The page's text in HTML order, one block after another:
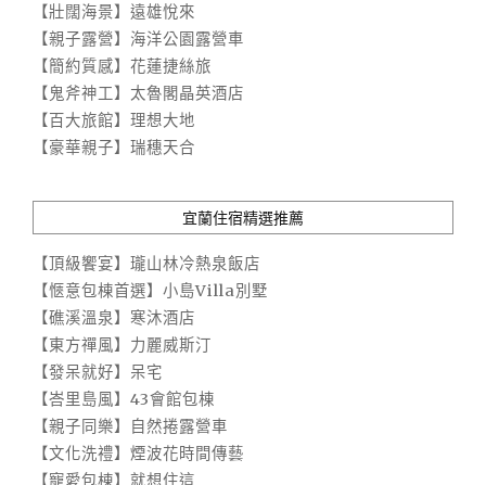
【壯闊海景】遠雄悅來
【親子露營】海洋公園露營車
【簡約質感】花蓮捷絲旅
【鬼斧神工】太魯閣晶英酒店
【百大旅館】理想大地
【豪華親子】瑞穗天合
宜蘭住宿精選推薦
【頂級饗宴】瓏山林冷熱泉飯店
【愜意包棟首選】小島Villa別墅
【礁溪溫泉】寒沐酒店
【東方禪風】力麗威斯汀
【發呆就好】呆宅
【峇里島風】43會館包棟
【親子同樂】自然捲露營車
【文化洗禮】煙波花時間傳藝
【寵愛包棟】就想住這